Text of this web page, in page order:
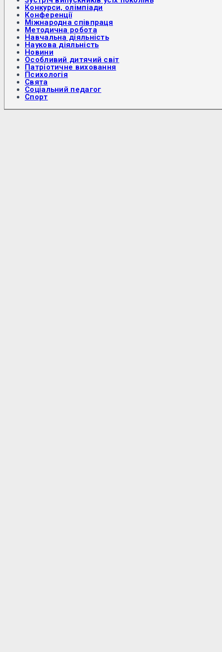
Конкурси, олімпіади
Конференції
Міжнародна співпраця
Методична робота
Навчальна діяльність
Наукова діяльність
Новини
Особливий дитячий світ
Патріотичне виховання
Психологія
Свята
Соціальний педагог
Спорт